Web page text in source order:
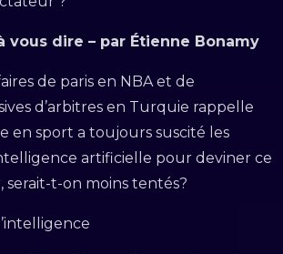
vous dire – par Étienne Bonamy
de paris en NBA et de
d’arbitres en Turquie rappelle
en sport a toujours suscité les
artificielle pour deviner ce
t-on moins tentés?